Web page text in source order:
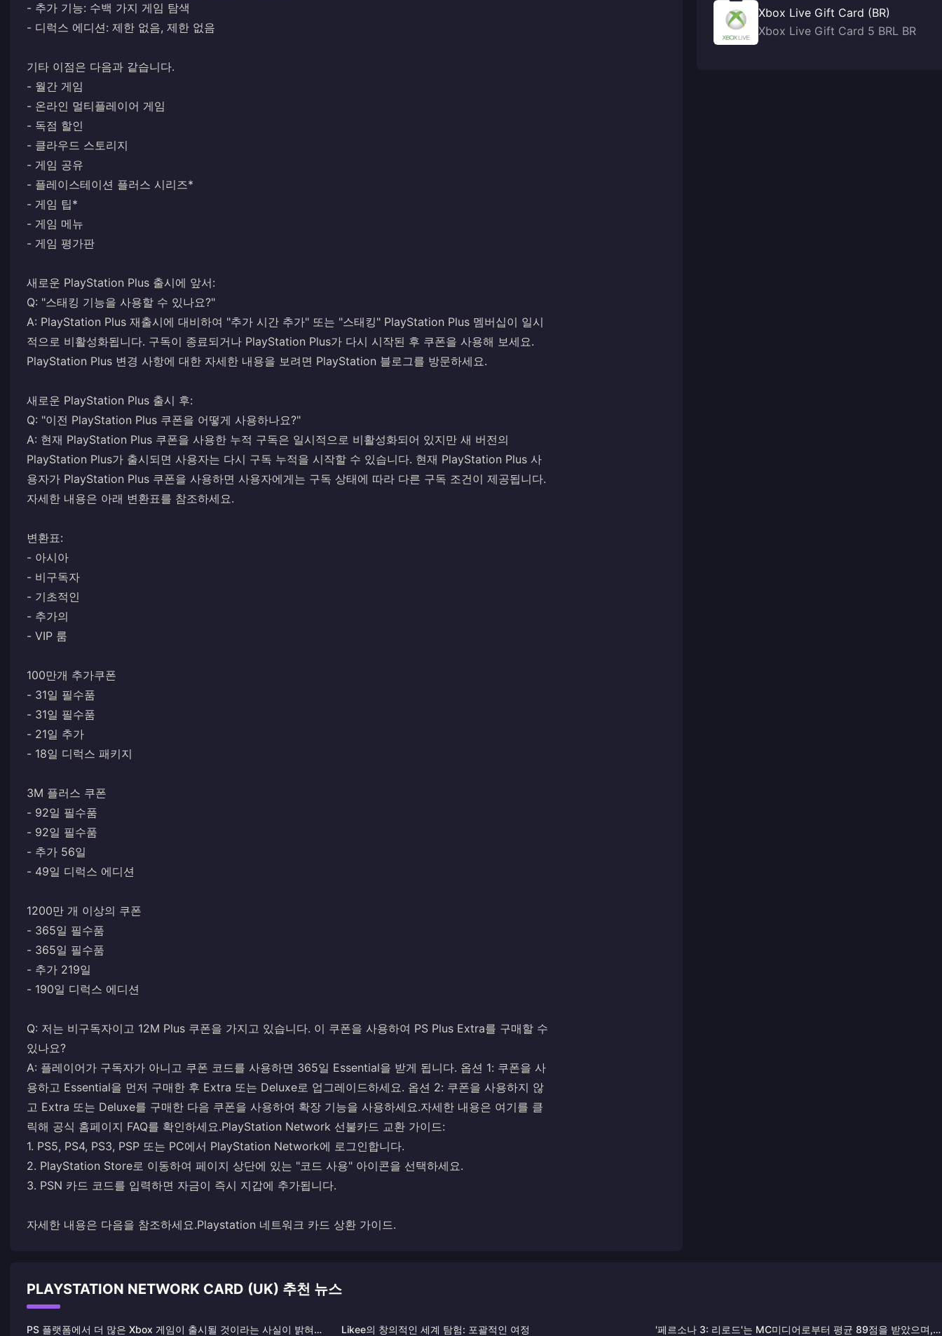
- 추가 기능: 수백 가지 게임 탐색
- 디럭스 에디션: 제한 없음, 제한 없음
기타 이점은 다음과 같습니다.
- 월간 게임
- 온라인 멀티플레이어 게임
- 독점 할인
- 클라우드 스토리지
- 게임 공유
- 플레이스테이션 플러스 시리즈*
- 게임 팁*
- 게임 메뉴
- 게임 평가판
새로운 PlayStation Plus 출시에 앞서:
Q: "스태킹 기능을 사용할 수 있나요?"
A: PlayStation Plus 재출시에 대비하여 "추가 시간 추가" 또는 "스태킹" PlayStation Plus 멤버십이 일시
적으로 비활성화됩니다. 구독이 종료되거나 PlayStation Plus가 다시 시작된 후 쿠폰을 사용해 보세요.
PlayStation Plus 변경 사항에 대한 자세한 내용을 보려면 PlayStation 블로그를 방문하세요.
새로운 PlayStation Plus 출시 후:
Q: "이전 PlayStation Plus 쿠폰을 어떻게 사용하나요?"
A: 현재 PlayStation Plus 쿠폰을 사용한 누적 구독은 일시적으로 비활성화되어 있지만 새 버전의
PlayStation Plus가 출시되면 사용자는 다시 구독 누적을 시작할 수 있습니다. 현재 PlayStation Plus 사
용자가 PlayStation Plus 쿠폰을 사용하면 사용자에게는 구독 상태에 따라 다른 구독 조건이 제공됩니다.
자세한 내용은 아래 변환표를 참조하세요.
변환표:
- 아시아
- 비구독자
- 기초적인
- 추가의
- VIP 룸
100만개 추가쿠폰
- 31일 필수품
- 31일 필수품
- 21일 추가
- 18일 디럭스 패키지
3M 플러스 쿠폰
- 92일 필수품
- 92일 필수품
- 추가 56일
- 49일 디럭스 에디션
1200만 개 이상의 쿠폰
- 365일 필수품
- 365일 필수품
- 추가 219일
- 190일 디럭스 에디션
Q: 저는 비구독자이고 12M Plus 쿠폰을 가지고 있습니다. 이 쿠폰을 사용하여 PS Plus Extra를 구매할 수
있나요?
A: 플레이어가 구독자가 아니고 쿠폰 코드를 사용하면 365일 Essential을 받게 됩니다. 옵션 1: 쿠폰을 사
용하고 Essential을 먼저 구매한 후 Extra 또는 Deluxe로 업그레이드하세요. 옵션 2: 쿠폰을 사용하지 않
고 Extra 또는 Deluxe를 구매한 다음 쿠폰을 사용하여 확장 기능을 사용하세요.자세한 내용은 여기를 클
릭해 공식 홈페이지 FAQ를 확인하세요.PlayStation Network 선불카드 교환 가이드:
1. PS5, PS4, PS3, PSP 또는 PC에서 PlayStation Network에 로그인합니다.
2. PlayStation Store로 이동하여 페이지 상단에 있는 "코드 사용" 아이콘을 선택하세요.
3. PSN 카드 코드를 입력하면 자금이 즉시 지갑에 추가됩니다.
자세한 내용은 다음을 참조하세요.Playstation 네트워크 카드 상환 가이드.
Xbox Live Gift Card (BR)
Xbox Live Gift Card 5 BRL BR
PLAYSTATION NETWORK CARD (UK) 추천 뉴스
PS 플랫폼에서 더 많은 Xbox 게임이 출시될 것이라는 사실이 밝혀졌 Likee의 창의적인 세계 탐험: 포괄적인 여정 '페르소나 3: 리로드'는 MC미디어로부터 평균 89점을 받았으며,